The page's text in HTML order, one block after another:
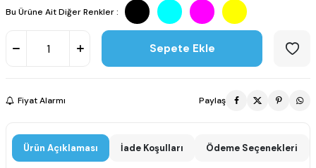
Bu Ürüne Ait Diğer Renkler :
Sepete Ekle
Fiyat Alarmı Paylaş
Ürün Açıklaması İade Koşulları Ödeme Seçenekleri